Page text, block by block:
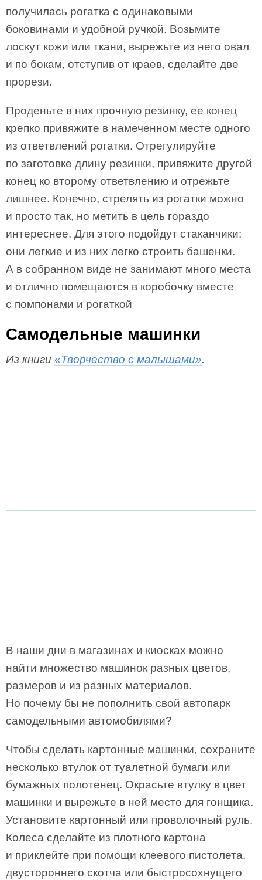
получилась рогатка с одинаковыми
боковинами и удобной ручкой. Возьмите
лоскут кожи или ткани, вырежьте из него овал
и по бокам, отступив от краев, сделайте две
прорези.
Проденьте в них прочную резинку, ее конец
крепко привяжите в намеченном месте одного
из ответвлений рогатки. Отрегулируйте
по заготовке длину резинки, привяжите другой
конец ко второму ответвлению и отрежьте
лишнее. Конечно, стрелять из рогатки можно
и просто так, но метить в цель гораздо
интереснее. Для этого подойдут стаканчики:
они легкие и из них легко строить башенки.
А в собранном виде не занимают много места
и отлично помещаются в коробочку вместе
с помпонами и рогаткой
Самодельные машинки
Из книги «Творчество с малышами».
В наши дни в магазинах и киосках можно
найти множество машинок разных цветов,
размеров и из разных материалов.
Но почему бы не пополнить свой автопарк
самодельными автомобилями?
Чтобы сделать картонные машинки, сохраните
несколько втулок от туалетной бумаги или
бумажных полотенец. Окрасьте втулку в цвет
машинки и вырежьте в ней место для гонщи­ка.
Установите картонный или проволочный руль.
Колеса сделайте из плотного картона
и приклейте при помощи клеевого пистолета,
двустороннего скотча или быстросохнущего